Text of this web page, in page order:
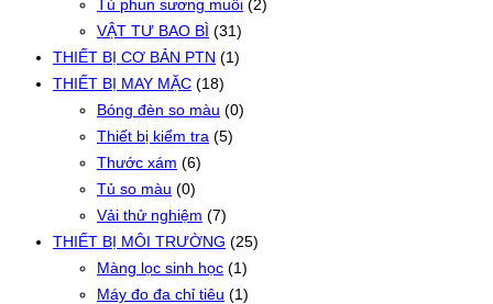
Tủ phun sương muối (2)
VẬT TƯ BAO BÌ (31)
THIẾT BỊ CƠ BẢN PTN (1)
THIẾT BỊ MAY MẶC (18)
Bóng đèn so màu (0)
Thiết bị kiểm tra (5)
Thước xám (6)
Tủ so màu (0)
Vải thử nghiệm (7)
THIẾT BỊ MÔI TRƯỜNG (25)
Màng lọc sinh học (1)
Máy đo đa chỉ tiêu (1)